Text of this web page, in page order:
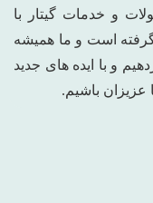
و خدمات گیتار با
گرفته است و ما همیشه
و با ایده های جدید
باشیم.